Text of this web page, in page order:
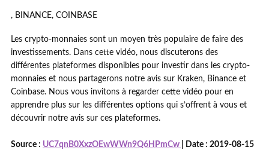
, BINANCE, COINBASE
Les crypto-monnaies sont un moyen très populaire de faire des
investissements. Dans cette vidéo, nous discuterons des
différentes plateformes disponibles pour investir dans les crypto-
monnaies et nous partagerons notre avis sur Kraken, Binance et
Coinbase. Nous vous invitons à regarder cette vidéo pour en
apprendre plus sur les différentes options qui s’offrent à vous et
découvrir notre avis sur ces plateformes.
Source : UC7qnB0XxzOEwWWn9Q6HPmCw
| Date : 2019-08-15